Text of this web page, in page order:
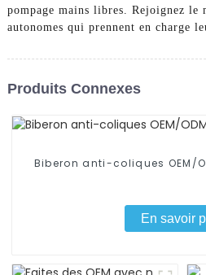
pompage mains libres. Rejoignez le
autonomes qui prennent en charge
Produits Connexes
Biberon anti-coliques OEM/
En savoir